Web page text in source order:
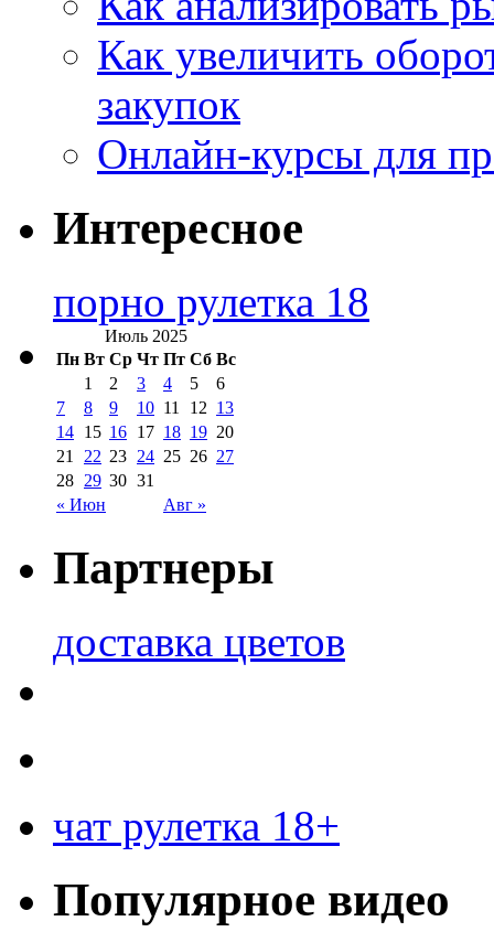
Как увеличить
закупок
Онлайн-курсы для
Интересное
порно рулетка 18
Июль 2025
Пн Вт Ср Чт Пт Сб Вс
« Июн Авг »
1 2 3 4 5
6
7
8 9 10 11 12 13
14 15 16 17 18 19 20
21
22 23 24 25 26 27
28 29 30 31
Партнеры
доставка цветов
чат рулетка 18+
Популярное видео